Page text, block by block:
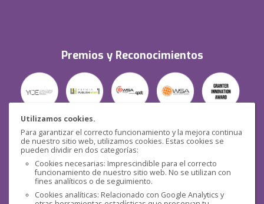
Utilizamos cookies.
Para garantizar el correcto funcionamiento y la mejora continua
de nuestro sitio web, utilizamos cookies. Estas cookies se
pueden dividir en dos categorías:
Cookies necesarias: Imprescindible para el correcto
funcionamiento de nuestro sitio web. No se utilizan con
fines analíticos o de seguimiento.
Cookies analíticas: Relacionado con Google Analytics y
Premios y Reconocimientos
Seguridad